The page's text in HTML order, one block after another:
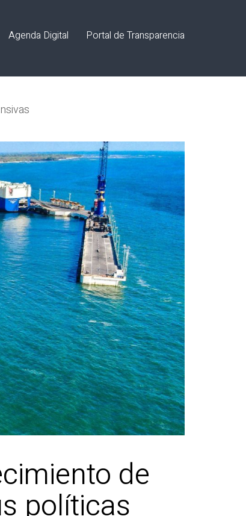
Agenda Digital Portal de Transparencia
de
políticas